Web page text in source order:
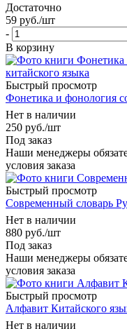
Достаточно
59 руб./шт
-
В корзину
Быстрый просмотр
Фонетика и фонология
Нет в наличии
250 руб./шт
Под заказ
Наши менеджеры
условия заказа
Быстрый просмотр
Современный словарь
Нет в наличии
880 руб./шт
Под заказ
Наши менеджеры
условия заказа
Быстрый просмотр
Алфавит Китайского
Нет в наличии